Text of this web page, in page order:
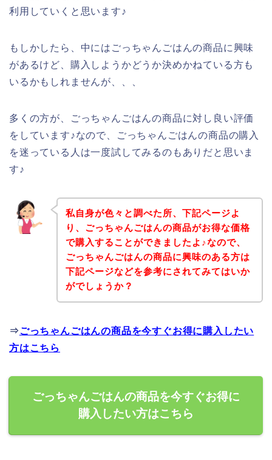
利用していくと思います♪
もしかしたら、中にはごっちゃんごはんの商品に興味
があるけど、購入しようかどうか決めかねている方も
いるかもしれませんが、、、
多くの方が、ごっちゃんごはんの商品に対し良い評価
をしています♪なので、ごっちゃんごはんの商品の購入
を迷っている人は一度試してみるのもありだと思いま
す♪
私自身が色々と調べた所、下記ページよ
り、ごっちゃんごはんの商品がお得な価格
で購入することができましたよ♪なので、
ごっちゃんごはんの商品に興味のある方は
下記ページなどを参考にされてみてはいか
がでしょうか？
⇒ごっちゃんごはんの商品を今すぐお得に購入したい
方はこちら
ごっちゃんごはんの商品を今すぐお得に
購入したい方はこちら